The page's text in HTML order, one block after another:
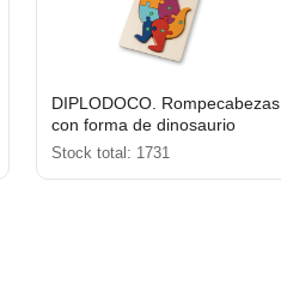
DIPLODOCO. Rompecabezas
con forma de dinosaurio
hecho en madera
Stock total: 1731